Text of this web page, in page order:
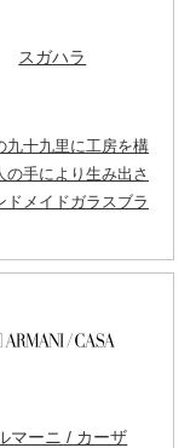
スガハラ
九十九里に工房を構
の手により生み出さ
ドメイドガラスブラ
マーニ / カーザ